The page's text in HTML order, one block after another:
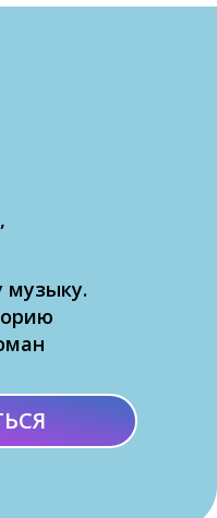
музыку.